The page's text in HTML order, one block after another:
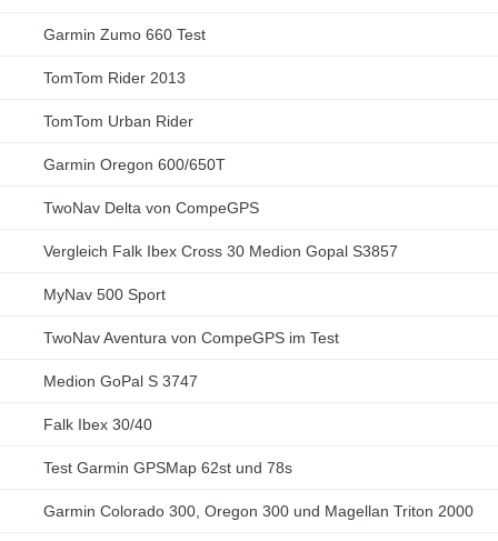
Garmin Zumo 660 Test
TomTom Rider 2013
TomTom Urban Rider
Garmin Oregon 600/650T
TwoNav Delta von CompeGPS
Vergleich Falk Ibex Cross 30 Medion Gopal S3857
MyNav 500 Sport
TwoNav Aventura von CompeGPS im Test
Medion GoPal S 3747
Falk Ibex 30/40
Test Garmin GPSMap 62st und 78s
Garmin Colorado 300, Oregon 300 und Magellan Triton 2000